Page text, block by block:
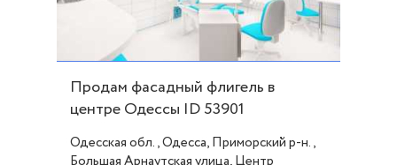
Продам фасадный флигель в
центре Одессы ID 53901
Одесская обл., Одесса, Приморский р-н.,